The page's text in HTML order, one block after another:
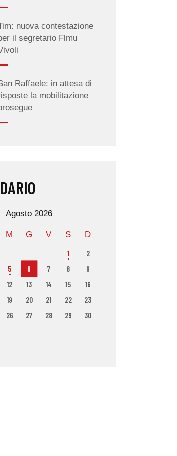
nuova contestazione
il segretario Flmu
Raffaele: in attesa di
la mobilitazione
Agosto 2026
M G V S D
1
2
5 6 7 8
9
12 13 14 15
16
19 20 21 22
23
26 27 28 29
30